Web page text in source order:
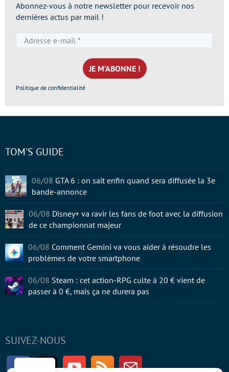
Abonnez-vous à notre newsletter pour recevoir nos
dernières actus par mail !
e-
mail
*
Politique de confidentialité
SUIVEZ-NOUS
FacebookTwitter Youtube RSS Newsletter
TOM'S GUIDE
06/08 GTA 6 : on sait enfin quand sera diffusée la 3e
bande-annonce
06/08 Disney+ va ravir les fans de foot avec la diffusion
de ce championnat majeur
06/08 Comment Gemini va vous aider à résoudre les
problèmes de votre smartphone
06/08 Steam : cet action-RPG culte à 20 € vient de
passer à 0 €, mais ça ne durera pas